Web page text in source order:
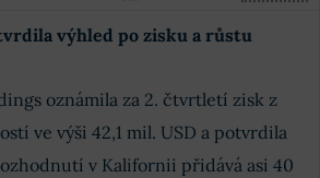
výhled po zisku a růstu
oznámila za 2. čtvrtletí zisk z
ve výši 42,1 mil. USD a potvrdila
v Kalifornii přidává asi 40